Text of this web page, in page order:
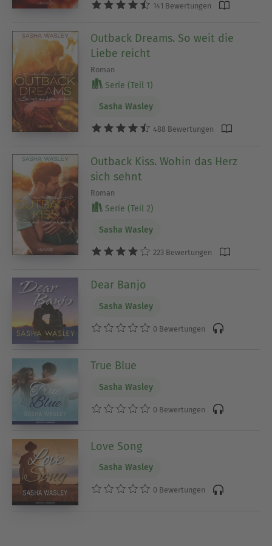
141 Bewertungen
Outback Dreams. So weit die
Liebe reicht
Roman
Serie (Teil 1)
Sasha Wasley
488 Bewertungen
Outback Kiss. Wohin das Herz
sich sehnt
Roman
Serie (Teil 2)
Sasha Wasley
223 Bewertungen
Dear Banjo
Sasha Wasley
0 Bewertungen
True Blue
Sasha Wasley
0 Bewertungen
Love Song
Sasha Wasley
0 Bewertungen